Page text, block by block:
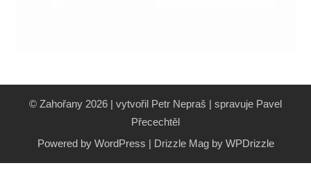
© Zahořany 2026 | vytvořil Petr Nepraš | spravuje Pavel
Přecechtěl
Powered by WordPress | Drizzle Mag by WPDrizzle